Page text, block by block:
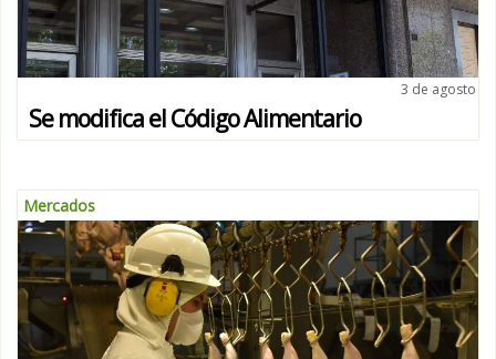
3 de agosto
Se modifica el Código Alimentario
Mercados